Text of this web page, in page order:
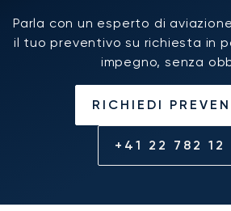
Parla con un esperto di
il tuo preventivo su richiesta in
impegno, senza
RICHIEDI
+41 22 782 12